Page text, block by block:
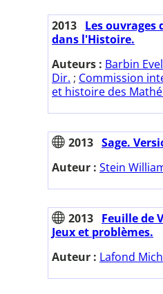
2013 Les
dans l'Histoire.
Auteurs : Barbin
Dir. ; Commission
et histoire des
2013 Sage.
Auteur : Stein
2013 Feuille de
Jeux et problèmes.
Auteur : Lafond